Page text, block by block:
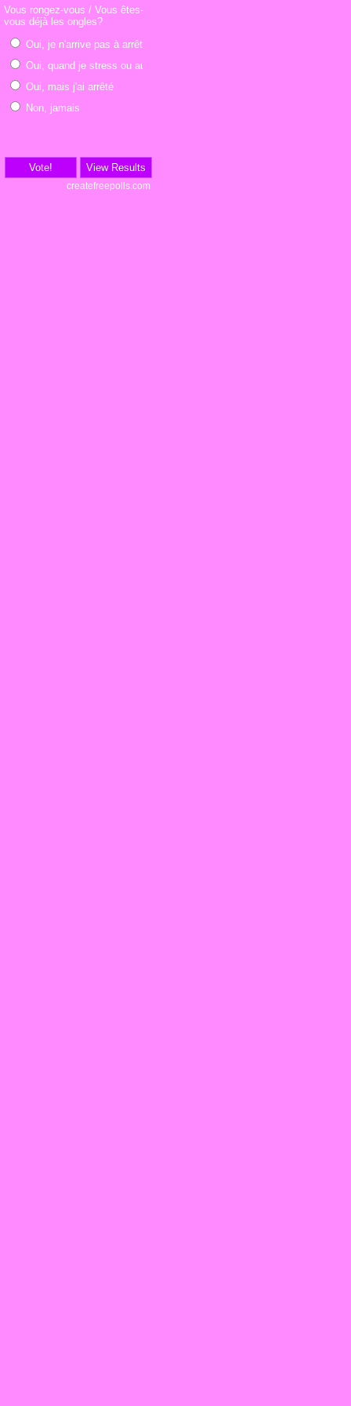
Vous rongez-vous / Vous êtes-
vous déjà les ongles?
Oui, je n'arrive pas à arrêter
Oui, quand je stress ou autre
Oui, mais j'ai arrêté
Non, jamais
Vote! View Results
createfreepolls.com